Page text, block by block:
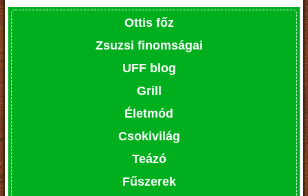
Ottis főz
Zsuzsi finomságai
UFF blog
Grill
Életmód
Csokivilág
Teázó
Fűszerek